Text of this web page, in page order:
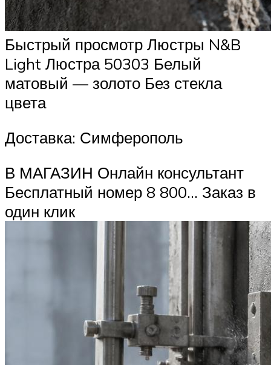
Быстрый просмотр Люстры N&B
Light Люстра 50303 Белый
матовый — золото Без стекла
цвета
Доставка: Симферополь
В МАГАЗИН Онлайн консультант
Бесплатный номер 8 800… Заказ в
один клик